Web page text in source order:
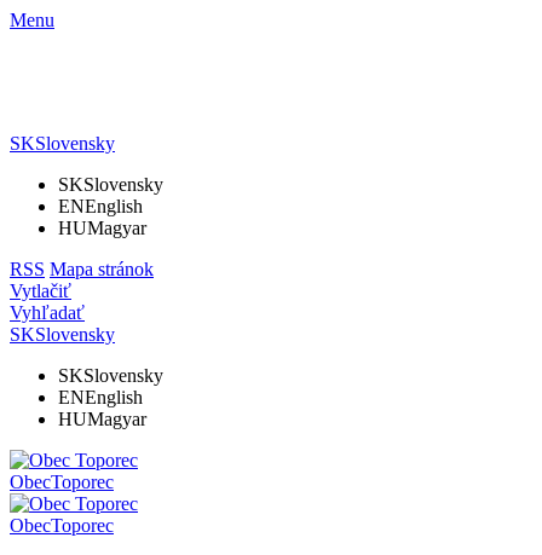
Menu
SKSlovensky
SKSlovensky
ENEnglish
HUMagyar
RSS Mapa stránok
Vytlačiť
Vyhľadať
SKSlovensky
SKSlovensky
ENEnglish
HUMagyar
ObecToporec
ObecToporec